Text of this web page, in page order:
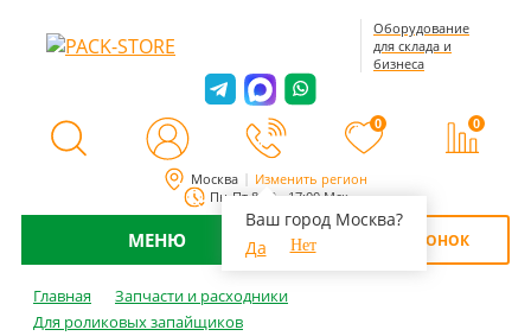
Москва Изменить регион
Ваш город Москва?
Да
Нет
Пн-Пт 8:00 - 17:00 Мск
Оборудование
для склада и
бизнеса
0 0
МЕНЮ ОБРАТНЫЙ ЗВОНОК
Главная
Запчасти и расходники
Для роликовых запайщиков